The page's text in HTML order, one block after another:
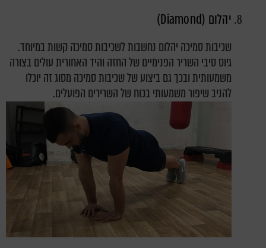
יהלום (Diamond)
שכיבות סמיכה יהלום נחשבות לשכיבות סמיכה קשות במיוחד.
גיוס סיבי השריר הפנימיים של החזה והיד האחורית עולים בצורה
משמעותית ובכך גם ביצוע של שכיבות סמיכה מסוג זה יוכלו
להניב שיפור משמעותי בכוח של השרירים הפועלים.